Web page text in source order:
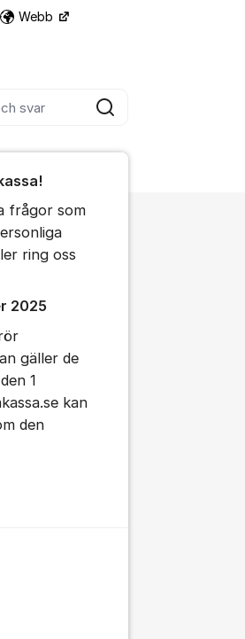
Sök
Webb Fler supportlänkar
frågor som
ring oss
2025
gäller de
1
kan
den